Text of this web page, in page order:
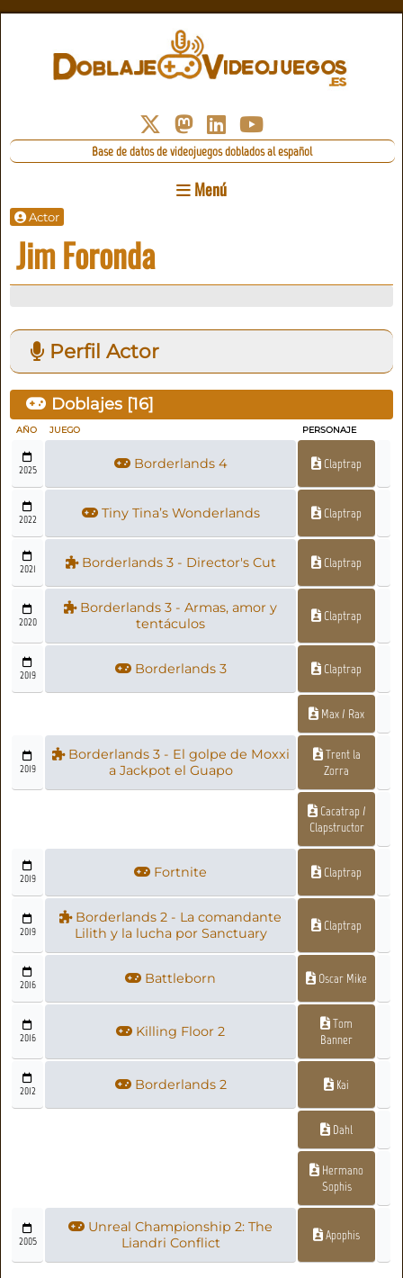
Base de datos de videojuegos doblados al español
Menú
Actor
Jim Foronda
Perfil Actor
Doblajes [16]
AÑO JUEGO PERSONAJE
2025 Borderlands 4 Claptrap
2022 Tiny Tina’s Wonderlands Claptrap
2021 Borderlands 3 - Director's Cut Claptrap
2020
Borderlands 3 - Armas, amor y
tentáculos
Claptrap
2019 Borderlands 3 Claptrap
Max / Rax
2019
Borderlands 3 - El golpe de Moxxi
a Jackpot el Guapo
Trent la
Zorra
Cacatrap /
Clapstructor
2019 Fortnite Claptrap
2019
Borderlands 2 - La comandante
Lilith y la lucha por Sanctuary
Claptrap
2016 Battleborn Oscar Mike
2016 Killing Floor 2
Tom
Banner
2012 Borderlands 2 Kai
Dahl
Hermano
Sophis
2005
Unreal Championship 2: The
Liandri Conflict
Apophis